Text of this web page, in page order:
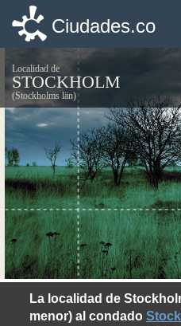
Ciudades.co
Localidad de
STOCKHOLM
(Stockholms län)
La localidad de
menor) al condado
Ciudades.co